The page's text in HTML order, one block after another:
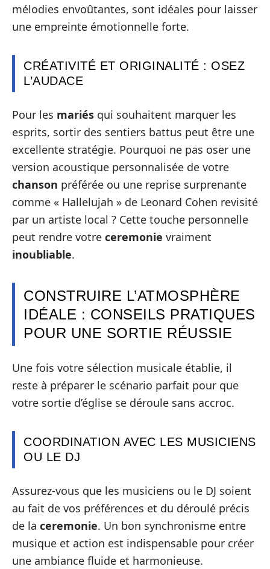
mélodies envoûtantes, sont idéales pour laisser
une empreinte émotionnelle forte.
CRÉATIVITÉ ET ORIGINALITÉ : OSEZ
L’AUDACE
Pour les mariés qui souhaitent marquer les
esprits, sortir des sentiers battus peut être une
excellente stratégie. Pourquoi ne pas oser une
version acoustique personnalisée de votre
chanson préférée ou une reprise surprenante
comme « Hallelujah » de Leonard Cohen revisité
par un artiste local ? Cette touche personnelle
peut rendre votre ceremonie vraiment
inoubliable.
CONSTRUIRE L’ATMOSPHÈRE
IDÉALE : CONSEILS PRATIQUES
POUR UNE SORTIE RÉUSSIE
Une fois votre sélection musicale établie, il
reste à préparer le scénario parfait pour que
votre sortie d’église se déroule sans accroc.
COORDINATION AVEC LES MUSICIENS
OU LE DJ
Assurez-vous que les musiciens ou le DJ soient
au fait de vos préférences et du déroulé précis
de la ceremonie. Un bon synchronisme entre
musique et action est indispensable pour créer
une ambiance fluide et harmonieuse.